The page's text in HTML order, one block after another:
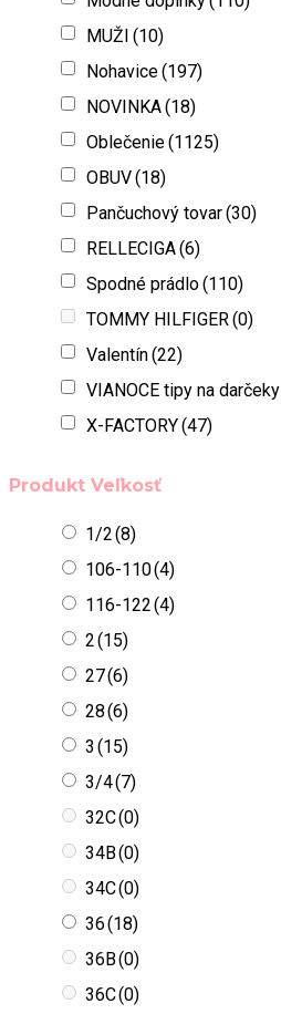
MUŽI (10)
Nohavice(197)
NOVINKA(18)
Oblečenie(1125)
OBUV(18)
Pančuchový tovar(30)
RELLECIGA(6)
Spodné prádlo(110)
TOMMY HILFIGER(0)
Valentín(22)
VIANOCE tipy na darčeky
X-FACTORY(47)
Produkt Veľkosť
1/2(8)
106-110(4)
116-122(4)
2(15)
27(6)
28(6)
3 (15)
3/4(7)
32C(0)
34B(0)
34C(0)
36(18)
36B(0)
36C(0)